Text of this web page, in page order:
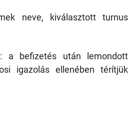
neve, kiválasztott turnus
a befizetés után lemondott
igazolás ellenében térítjük